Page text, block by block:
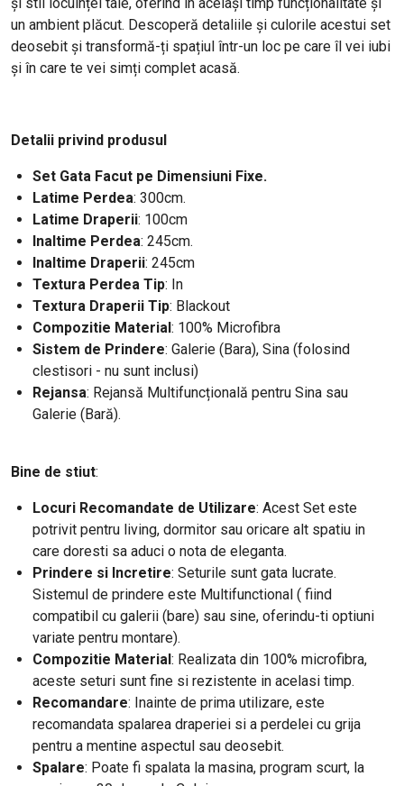
un ambient plăcut. Descoperă detaliile și culorile acestui set
deosebit și transformă-ți spațiul într-un loc pe care îl vei iubi
și în care te vei simți complet acasă.
Detalii privind produsul
Set Gata Facut pe Dimensiuni Fixe.
Latime Perdea: 300cm.
Latime Draperii: 100cm
Inaltime Perdea: 245cm.
Inaltime Draperii: 245cm
Textura Perdea Tip: In
Textura Draperii Tip: Blackout
Compozitie Material: 100% Microfibra
Sistem de Prindere: Galerie (Bara), Sina (folosind
clestisori - nu sunt inclusi)
Rejansa: Rejansă Multifuncțională pentru Sina sau
Galerie (Bară).
Bine de stiut:
Locuri Recomandate de Utilizare: Acest Set este
potrivit pentru living, dormitor sau oricare alt spatiu in
care doresti sa aduci o nota de eleganta.
Prindere si Incretire: Seturile sunt gata lucrate.
Sistemul de prindere este Multifunctional ( fiind
compatibil cu galerii (bare) sau sine, oferindu-ti optiuni
variate pentru montare).
Compozitie Material: Realizata din 100% microfibra,
aceste seturi sunt fine si rezistente in acelasi timp.
Recomandare: Inainte de prima utilizare, este
recomandata spalarea draperiei si a perdelei cu grija
pentru a mentine aspectul sau deosebit.
Spalare: Poate fi spalata la masina, program scurt, la